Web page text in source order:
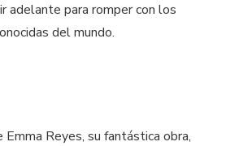
adelante para romper con los
del mundo.
Reyes, su fantástica obra,